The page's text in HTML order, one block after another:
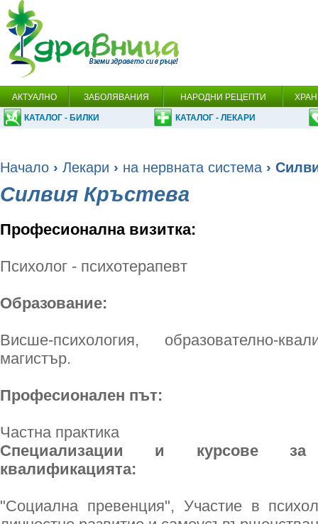
АКТУАЛНО ЗАБОЛЯВАНИЯ НАРОДНИ РЕЦЕПТИ
КАТАЛОГ - БИЛКИ КАТАЛОГ - ЛЕКАРИ
Начало › Лекари › на нервната система ›
Силвия Кръстева
Професионална визитка:
Психолог - психотерапевт
Образование:
Висше-психология, образователно-
магистър.
Професионален път:
Частна практика
Специализации и курсове
квалификацията:
"Социална превенция", Участие в